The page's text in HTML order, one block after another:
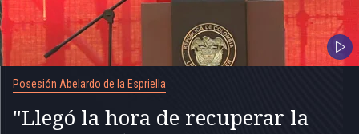
Posesión Abelardo de la Espriella
"Llegó la hora de recuperar la